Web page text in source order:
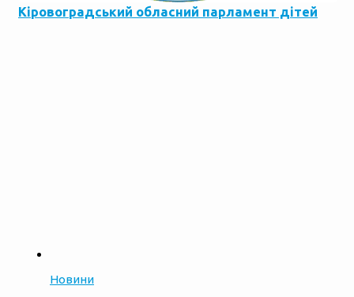
Кіровоградський обласний парламент дітей
Новини